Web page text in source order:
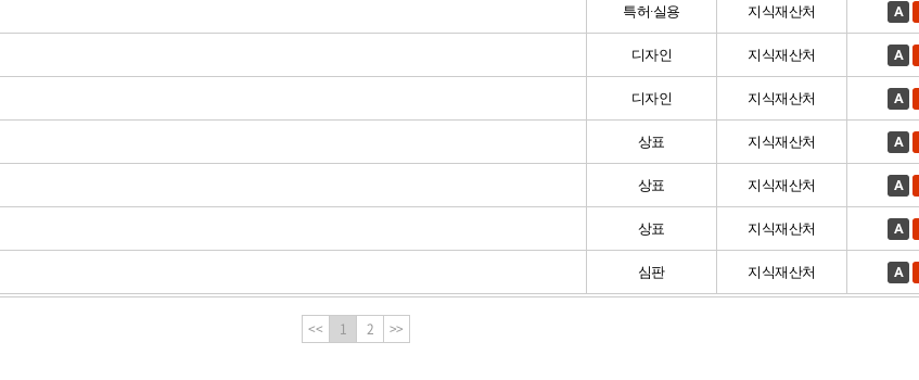
특허·실용 지식재산처 A
디자인 지식재산처 A
디자인 지식재산처 A
상표 지식재산처 A
상표 지식재산처 A
상표 지식재산처 A
심판 지식재산처 A
<< 1 2 >>